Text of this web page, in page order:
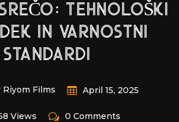
TEHNOLOŠKI
IN VARNOSTNI
STANDARDI
Riyom Films April 15, 2025
Views 0 Comments